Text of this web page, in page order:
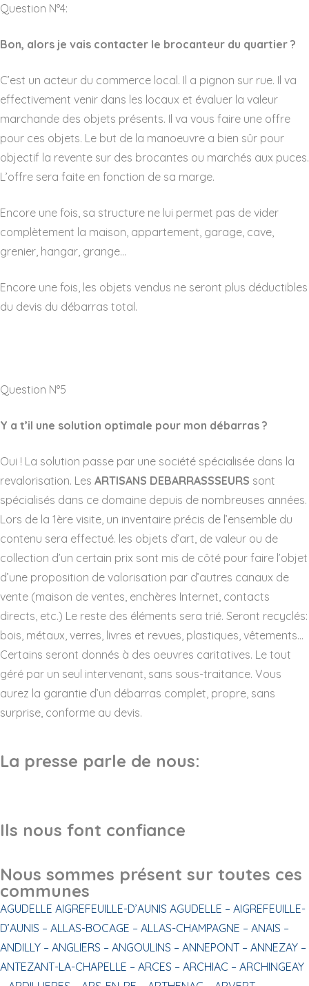
Question N°4:
Bon, alors je vais contacter le brocanteur du quartier ?
C’est un acteur du commerce local. Il a pignon sur rue. Il va
effectivement venir dans les locaux et évaluer la valeur
marchande des objets présents. Il va vous faire une offre
pour ces objets. Le but de la manoeuvre a bien sûr pour
objectif la revente sur des brocantes ou marchés aux puces.
L’offre sera faite en fonction de sa marge.
Encore une fois, sa structure ne lui permet pas de vider
complètement la maison, appartement, garage, cave,
grenier, hangar, grange…
Encore une fois, les objets vendus ne seront plus déductibles
du devis du débarras total.
Question N°5
Y a t’il une solution optimale pour mon débarras ?
Oui ! La solution passe par une société spécialisée dans la
revalorisation. Les ARTISANS DEBARRASSSEURS sont
spécialisés dans ce domaine depuis de nombreuses années.
Lors de la 1ère visite, un inventaire précis de l’ensemble du
contenu sera effectué. les objets d’art, de valeur ou de
collection d’un certain prix sont mis de côté pour faire l’objet
d’une proposition de valorisation par d’autres canaux de
vente (maison de ventes, enchères Internet, contacts
directs, etc.) Le reste des éléments sera trié. Seront recyclés:
bois, métaux, verres, livres et revues, plastiques, vêtements…
Certains seront donnés à des oeuvres caritatives. Le tout
géré par un seul intervenant, sans sous-traitance. Vous
aurez la garantie d’un débarras complet, propre, sans
surprise, conforme au devis.
La presse parle de nous:
Ils nous font confiance
Nous sommes présent sur toutes ces
communes
AGUDELLE AIGREFEUILLE-D’AUNIS AGUDELLE – AIGREFEUILLE-
D’AUNIS – ALLAS-BOCAGE – ALLAS-CHAMPAGNE – ANAIS –
ANDILLY – ANGLIERS – ANGOULINS – ANNEPONT – ANNEZAY –
ANTEZANT-LA-CHAPELLE – ARCES – ARCHIAC – ARCHINGEAY